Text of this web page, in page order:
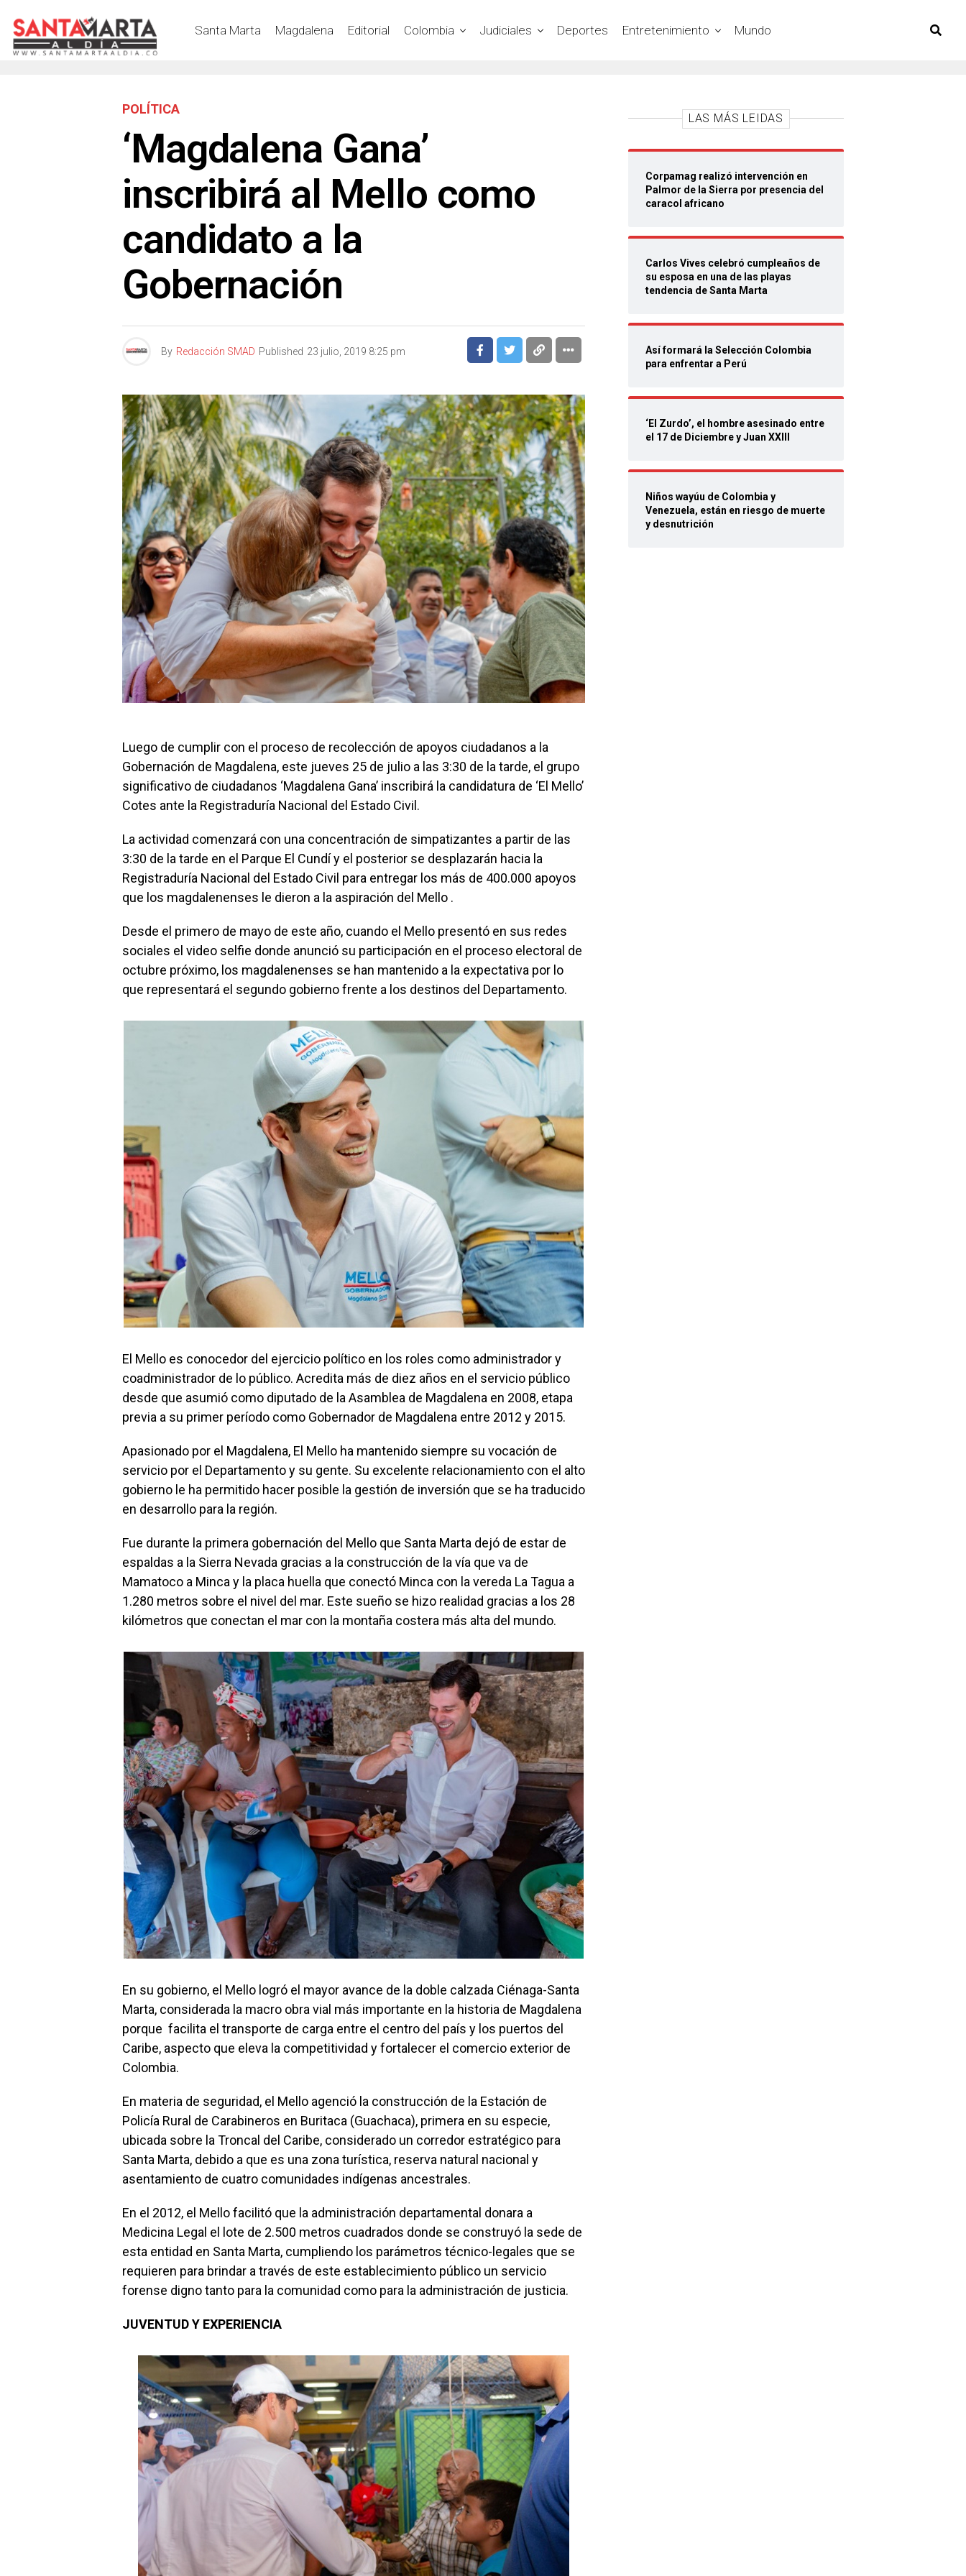
Santa Marta Magdalena Editorial Colombia Judiciales Deportes Entretenimiento Mundo
POLÍTICA
‘Magdalena Gana’
inscribirá al Mello como
candidato a la
Gobernación
By Redacción SMAD Published 23 julio, 2019 8:25 pm
Luego de cumplir con el proceso de recolección de apoyos ciudadanos a la
Gobernación de Magdalena, este jueves 25 de julio a las 3:30 de la tarde, el grupo
significativo de ciudadanos ‘Magdalena Gana’ inscribirá la candidatura de ‘El Mello’
Cotes ante la Registraduría Nacional del Estado Civil.
La actividad comenzará con una concentración de simpatizantes a partir de las
3:30 de la tarde en el Parque El Cundí y el posterior se desplazarán hacia la
Registraduría Nacional del Estado Civil para entregar los más de 400.000 apoyos
que los magdalenenses le dieron a la aspiración del Mello .
Desde el primero de mayo de este año, cuando el Mello presentó en sus redes
sociales el video selfie donde anunció su participación en el proceso electoral de
octubre próximo, los magdalenenses se han mantenido a la expectativa por lo
que representará el segundo gobierno frente a los destinos del Departamento.
El Mello es conocedor del ejercicio político en los roles como administrador y
coadministrador de lo público. Acredita más de diez años en el servicio público
desde que asumió como diputado de la Asamblea de Magdalena en 2008, etapa
previa a su primer período como Gobernador de Magdalena entre 2012 y 2015.
Apasionado por el Magdalena, El Mello ha mantenido siempre su vocación de
servicio por el Departamento y su gente. Su excelente relacionamiento con el alto
gobierno le ha permitido hacer posible la gestión de inversión que se ha traducido
en desarrollo para la región.
Fue durante la primera gobernación del Mello que Santa Marta dejó de estar de
espaldas a la Sierra Nevada gracias a la construcción de la vía que va de
Mamatoco a Minca y la placa huella que conectó Minca con la vereda La Tagua a
1.280 metros sobre el nivel del mar. Este sueño se hizo realidad gracias a los 28
kilómetros que conectan el mar con la montaña costera más alta del mundo.
En su gobierno, el Mello logró el mayor avance de la doble calzada Ciénaga-Santa
Marta, considerada la macro obra vial más importante en la historia de Magdalena
porque facilita el transporte de carga entre el centro del país y los puertos del
Caribe, aspecto que eleva la competitividad y fortalecer el comercio exterior de
Colombia.
En materia de seguridad, el Mello agenció la construcción de la Estación de
Policía Rural de Carabineros en Buritaca (Guachaca), primera en su especie,
ubicada sobre la Troncal del Caribe, considerado un corredor estratégico para
Santa Marta, debido a que es una zona turística, reserva natural nacional y
asentamiento de cuatro comunidades indígenas ancestrales.
En el 2012, el Mello facilitó que la administración departamental donara a
Medicina Legal el lote de 2.500 metros cuadrados donde se construyó la sede de
esta entidad en Santa Marta, cumpliendo los parámetros técnico-legales que se
requieren para brindar a través de este establecimiento público un servicio
forense digno tanto para la comunidad como para la administración de justicia.
JUVENTUD Y EXPERIENCIA
LAS MÁS LEIDAS
Corpamag realizó intervención en
Palmor de la Sierra por presencia del
caracol africano
Carlos Vives celebró cumpleaños de
su esposa en una de las playas
tendencia de Santa Marta
Así formará la Selección Colombia
para enfrentar a Perú
‘El Zurdo’, el hombre asesinado entre
el 17 de Diciembre y Juan XXIII
Niños wayúu de Colombia y
Venezuela, están en riesgo de muerte
y desnutrición